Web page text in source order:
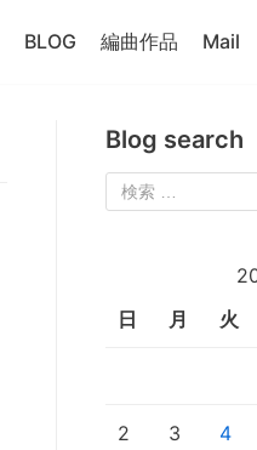
BLOG 編曲作品 Mail
Blog search
日
月 火
2 3 4